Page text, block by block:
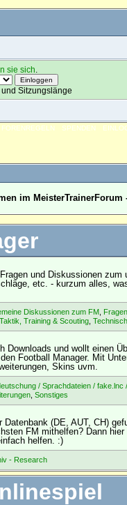
sie sich
Sitzungslänge
FORENREGELN SPENDEN
im
und Diskussionen zum
etc. - kurzum alles,
Diskussionen zum FM,
Taktik, Training & Scouting,
Downloads und wollt einen
Football Manager. Mit
Skins uvm.
/ Sprachdateien / fake.lnc
, Sonstiges
Datenbank (DE, AUT, CH)
FM mithelfen? Dann
helfen. :)
- Research